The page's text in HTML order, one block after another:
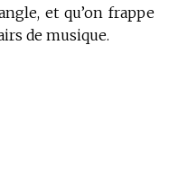
et qu’on frappe
de musique.